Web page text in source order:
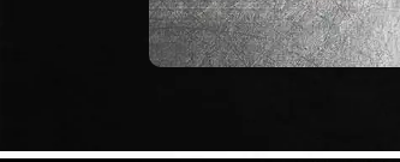
Twoja ocena*